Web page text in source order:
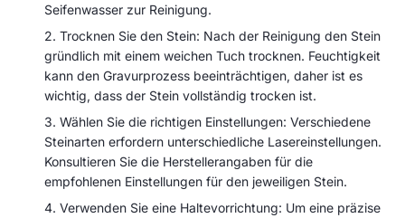
Seifenwasser zur Reinigung.
Trocknen Sie den Stein: Nach der Reinigung den Stein
gründlich mit einem weichen Tuch trocknen. Feuchtigkeit
kann den Gravurprozess beeinträchtigen, daher ist es
wichtig, dass der Stein vollständig trocken ist.
Wählen Sie die richtigen Einstellungen: Verschiedene
Steinarten erfordern unterschiedliche Lasereinstellungen.
Konsultieren Sie die Herstellerangaben für die
empfohlenen Einstellungen für den jeweiligen Stein.
Verwenden Sie eine Haltevorrichtung: Um eine präzise